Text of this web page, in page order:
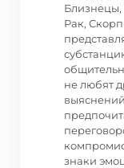
Близнецы,
Рак,
не любят
знаки